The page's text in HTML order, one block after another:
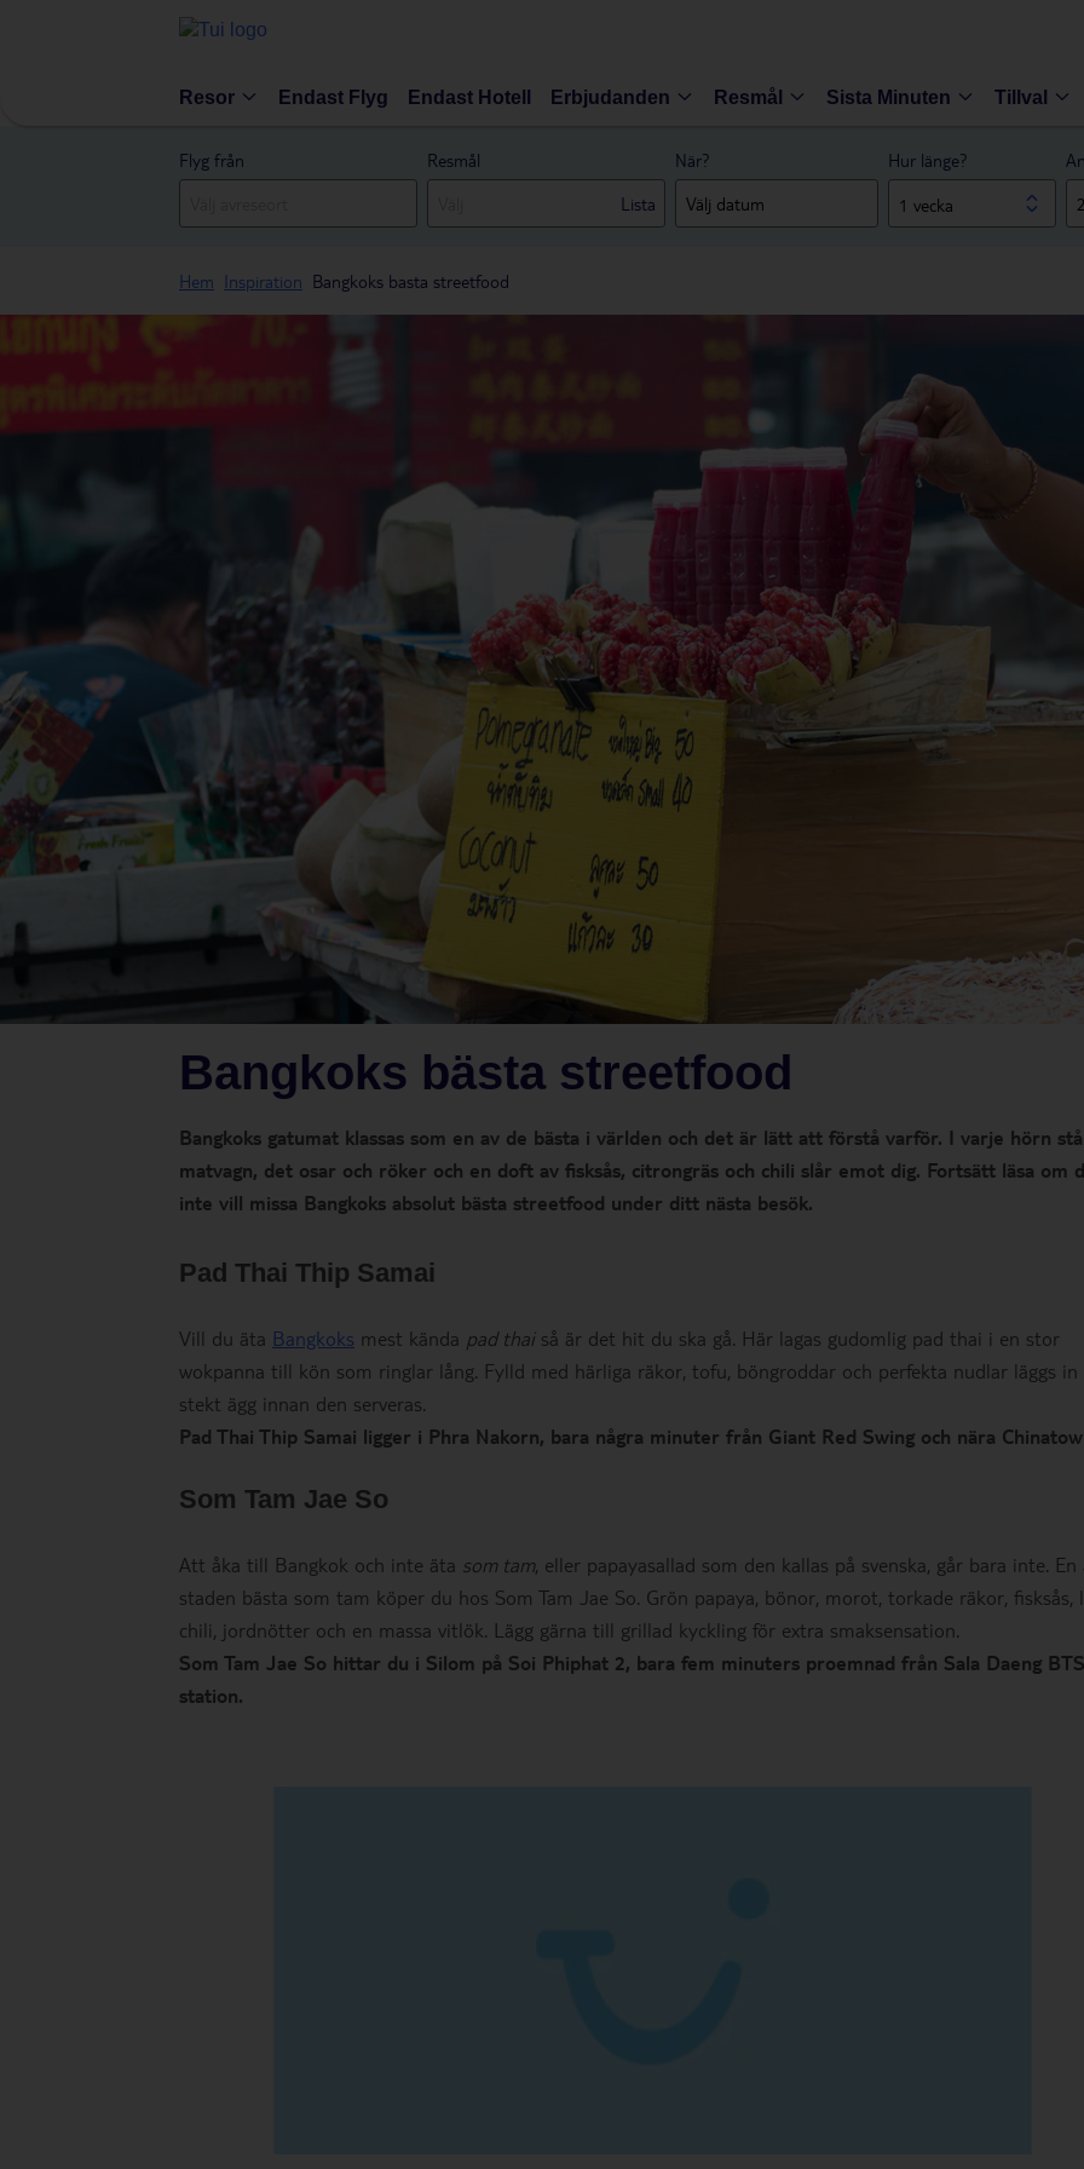
Resor Endast Flyg Endast Hotell Erbjudanden Resmål Sista Minuten Tillval
Flyg från
Resmål
Lista
När? Hur länge?
1 vecka
Hem Inspiration Bangkoks basta streetfood
Bangkoks bästa streetfood
Bangkoks gatumat klassas som en av de bästa i världen och det är lätt att förstå varför. I varje hörn
matvagn, det osar och röker och en doft av fisksås, citrongräs och chili slår emot dig. Fortsätt läsa om
inte vill missa Bangkoks absolut bästa streetfood under ditt nästa besök.
Pad Thai Thip Samai
Vill du äta Bangkoks mest kända pad thaiså är det hit du ska gå. Här lagas gudomlig pad thai i en stor
wokpanna till kön som ringlar lång. Fylld med härliga räkor, tofu, böngroddar och perfekta nudlar läggs
stekt ägg innan den serveras.
Pad Thai Thip Samai ligger i Phra Nakorn, bara några minuter från Giant Red Swing och nära
Som Tam Jae So
Att åka till Bangkok och inte äta som tam, eller papayasallad som den kallas på svenska, går bara inte. En
staden bästa som tam köper du hos Som Tam Jae So. Grön papaya, bönor, morot, torkade räkor, fisksås,
chili, jordnötter och en massa vitlök. Lägg gärna till grillad kyckling för extra smaksensation.
Som Tam Jae So hittar du i Silom på Soi Phiphat 2, bara fem minuters proemnad från Sala Daeng BTS
station.